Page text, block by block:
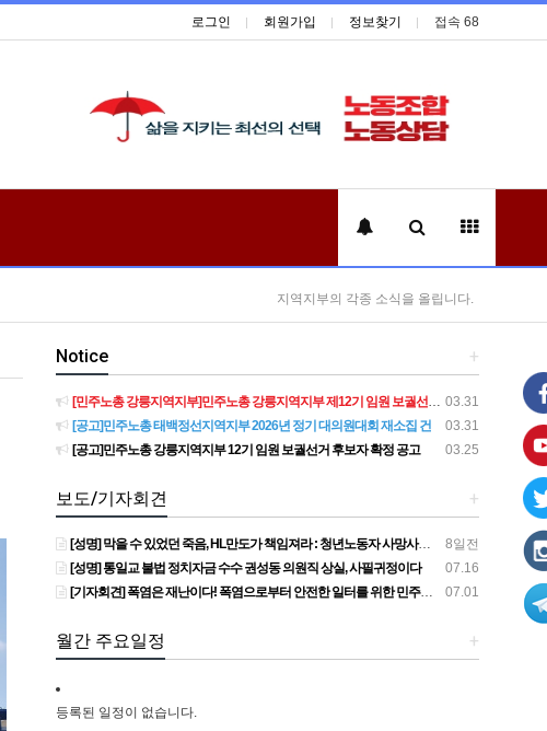
로그인 회원가입 정보찾기 접속 68
지역지부의 각종 소식을 올립니다.
+
Notice
03.31
[민주노총 강릉지역지부]민주노총 강릉지역지부 제12기 임원 보궐선거결과 공고
03.31
[공고]민주노총 태백정선지역지부 2026년 정기 대의원대회 재소집 건
03.25
[공고]민주노총 강릉지역지부 12기 임원 보궐선거 후보자 확정 공고
+
보도/기자회견
8일전
[성명] 막을 수 있었던 죽음, HL만도가 책임져라 : 청년노동자 사망사고의 철저한 진상규명과 재발방지 대책 마련하라
07.16
[성명] 통일교 불법 정치자금 수수 권성동 의원직 상실, 사필귀정이다
07.01
[기자회견] 폭염은 재난이다! 폭염으로부터 안전한 일터를 위한 민주노총 강원지역본부 폭염감시단 선포 기자회견
+
월간 주요일정
등록된 일정이 없습니다.